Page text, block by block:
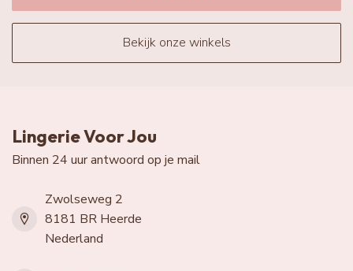
Bekijk onze winkels
Lingerie Voor Jou
Binnen 24 uur antwoord op je mail
Zwolseweg 2
8181 BR Heerde
Nederland